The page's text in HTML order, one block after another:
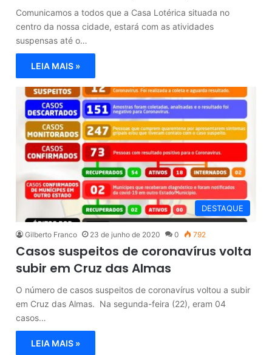
Comunicamos a todos que a Casa Lotérica situada no
centro da nossa cidade, estará com as atividades
suspensas até o…
LEIA MAIS »
DESTAQUE
Gilberto Franco 23 de junho de 2020 0 792
Casos suspeitos de coronavírus volta
subir em Cruz das Almas
O número de casos suspeitos de coronavírus voltou a subir
em Cruz das Almas. Na segunda-feira (22), eram 04
casos…
LEIA MAIS »